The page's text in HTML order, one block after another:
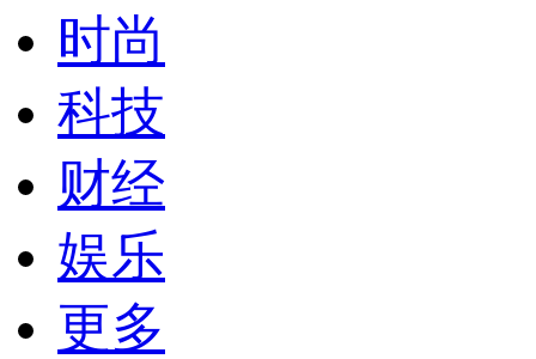
时尚
科技
财经
娱乐
更多